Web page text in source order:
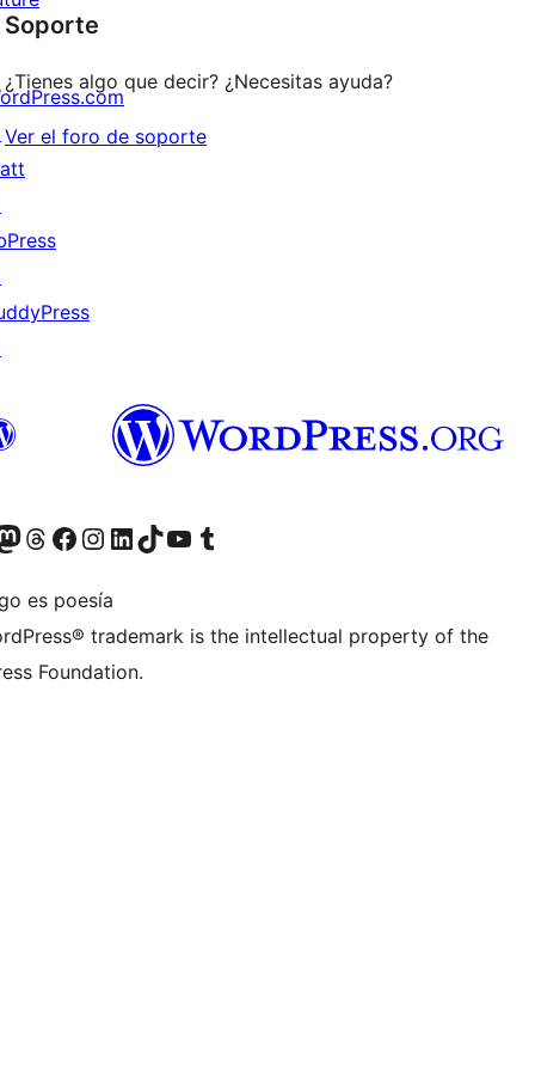
1
estrellas
Soporte
¿Tienes algo que decir? ¿Necesitas ayuda?
Ver el foro de soporte
Twitter)
cuenta de Bluesky
nuestra cuenta de Mastodon
Visita nuestra cuenta de Threads
Visita nuestra página de Facebook
Visita nuestra cuenta de Instagram
Visita nuestra cuenta de LinkedIn
Visita nuestra cuenta de TikTok
Visita nuestro canal de YouTube
Visita nuestra cuenta de Tumblr
es poesía
trademark is the intellectual property of the
Foundation.